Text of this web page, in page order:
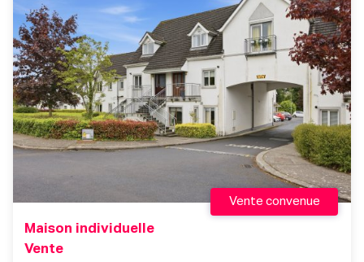
Maison individuelle
Vente
Vente convenue